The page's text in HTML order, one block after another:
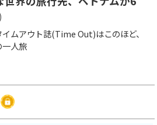
ムアウト誌(Time Out)はこのほど、
一人旅